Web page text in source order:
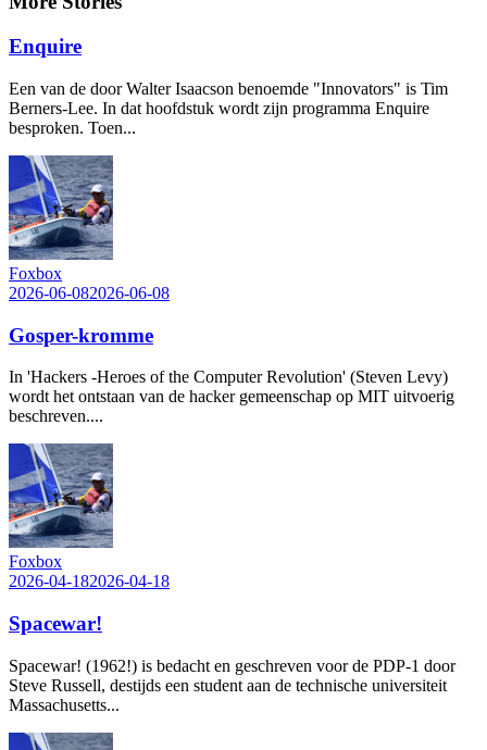
Enquire
Een van de door Walter Isaacson benoemde "Innovators" is Tim
Berners-Lee. In dat hoofdstuk wordt zijn programma Enquire
besproken. Toen...
Foxbox
2026-06-082026-06-08
Gosper-kromme
In 'Hackers -Heroes of the Computer Revolution' (Steven Levy)
wordt het ontstaan van de hacker gemeenschap op MIT uitvoerig
beschreven....
Foxbox
2026-04-182026-04-18
Spacewar!
Spacewar! (1962!) is bedacht en geschreven voor de PDP-1 door
Steve Russell, destijds een student aan de technische universiteit
Massachusetts...